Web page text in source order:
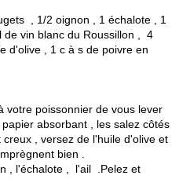
2 oignon , 1 échalote , 1
de vin blanc du Roussillon , 4
d'olive , 1 c à s de poivre en
de vous lever
absorbant , les salez côtés
, versez de l'huile d'olive et
bien .
, l'échalote , l'ail .Pelez et